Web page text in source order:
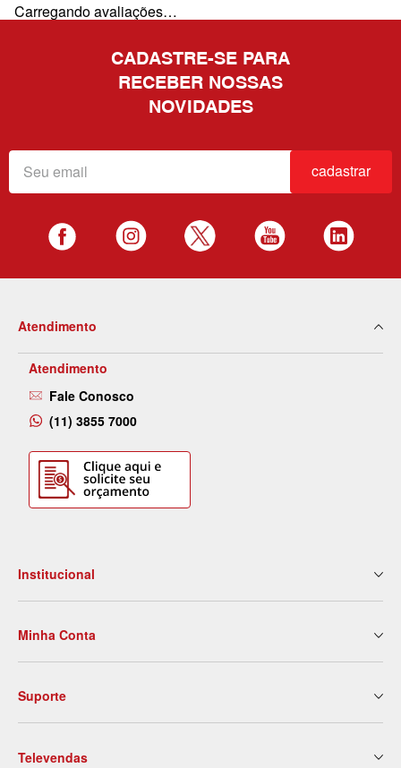
Carregando avaliações…
CADASTRE-SE PARA
RECEBER NOSSAS
NOVIDADES
cadastrar
Atendimento
Atendimento
Fale Conosco
(11) 3855 7000
Institucional
Nossas Lojas
Serviços
Blog
Contato
Minha Conta
2ª Via de Boleto
Meus Pedidos
Suporte
Trocas e Devoluções
Televendas